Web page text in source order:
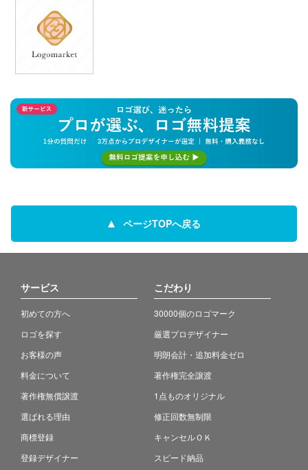
ページTOPへ戻る
サービス
初めての方へ
ロゴを探す
お客様の声
料金について
著作権無償譲渡
選ばれる理由
商標登録
登録デザイナー
こだわり
30000個のロゴマーク
厳選プロデザイナー
明朗会計・追加料金ゼロ
著作権完全譲渡
1点ものオリジナル
修正回数無制限
キャンセルＯＫ
スピード納品